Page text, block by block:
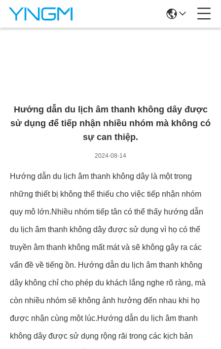
Hướng dẫn du lịch âm thanh không dây được
sử dụng để tiếp nhận nhiều nhóm mà không có
sự can thiệp.
2024-08-14
Hướng dẫn du lịch âm thanh không dây là một trong
những thiết bị không thể thiếu cho việc tiếp nhận nhóm
quy mô lớn.Nhiều nhóm tiếp tân có thể thấy hướng dẫn
du lịch âm thanh không dây được sử dụng vì họ có thể
truyền âm thanh không mất mát và sẽ không gây ra các
vấn đề về tiếng ồn. Hướng dẫn du lịch âm thanh không
dây không chỉ cho phép du khách lắng nghe rõ ràng, mà
còn nhiều nhóm sẽ không ảnh hưởng đến nhau khi họ
được nhận cùng một lúc.Hướng dẫn du lịch âm thanh
không dây được sử dụng rộng rãi trong các kịch bản